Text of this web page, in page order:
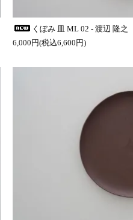
くぼみ 皿 ML 02 - 渡辺 隆之
6,000円(税込6,600円)